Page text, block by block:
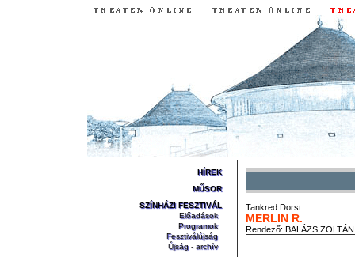
HÍREK
MŰSOR
SZÍNHÁZI FESZTIVÁL
Előadások
Programok
Fesztiválújság
Újság - archív
Tankred Dorst
MERLIN R.
Rendező: BALÁZS ZOLTÁN